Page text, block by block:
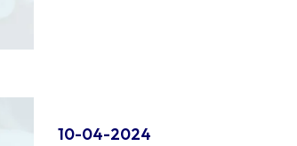
10-04-2024